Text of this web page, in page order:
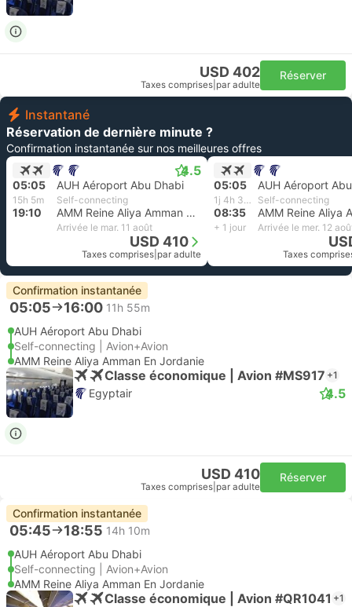
USD 402
Taxes comprises par adulte
Réserver
Instantané
Réservation de dernière minute ?
Confirmation instantanée sur nos meilleures offres
4.5
05:05 AUH Aéroport Abu Dhabi
15h 5m Self-connecting
19:10 AMM Reine Aliya Amman En Jordanie
Arrivée le mar. 11 août
USD 410
Taxes comprises par adulte
05:05 AUH Aéroport
1j 4h 30m Self-connecting
08:35
+ 1 jour Arrivée le mer. 12
Taxes
Confirmation instantanée
05:05 16:00 11h 55m
AUH Aéroport Abu Dhabi
Self-connecting | Avion+Avion
AMM Reine Aliya Amman En Jordanie
Classe économique | Avion #MS917 +1
Egyptair 4.5
USD 410
Taxes comprises par adulte
Réserver
Confirmation instantanée
05:45 18:55 14h 10m
AUH Aéroport Abu Dhabi
Self-connecting | Avion+Avion
AMM Reine Aliya Amman En Jordanie
Classe économique | Avion #QR1041 +1